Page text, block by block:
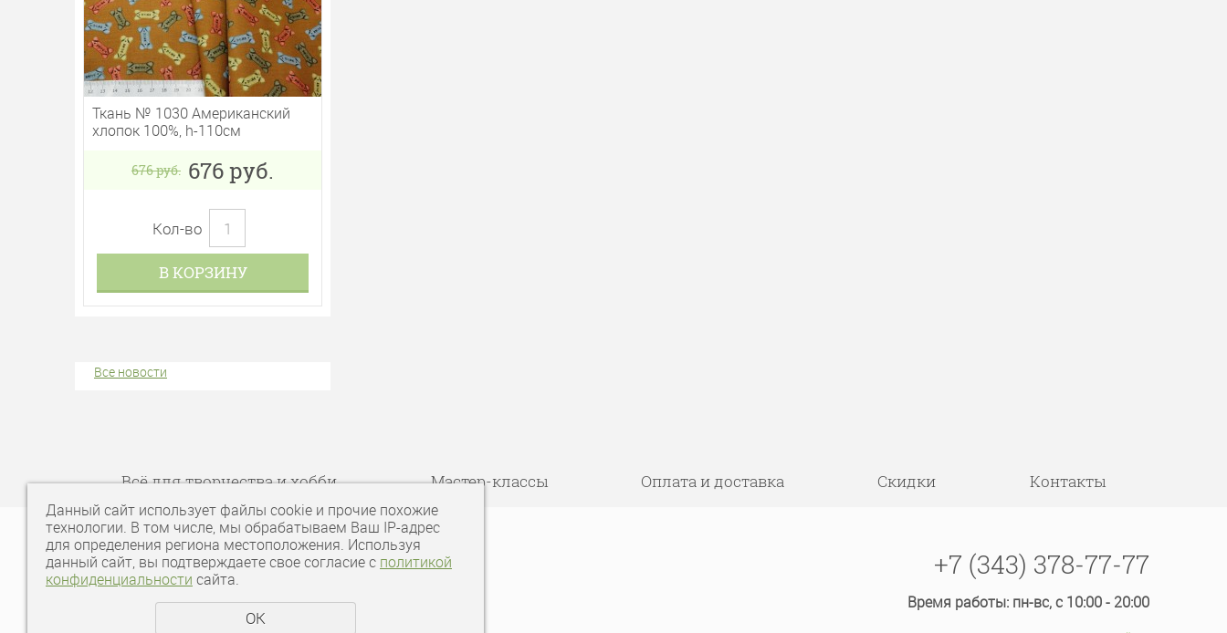
Ткань № 1030 Американский
хлопок 100%, h-110см
676руб. 676руб.
Кол-во
В КОРЗИНУ
Все новости
Всё для творчества и хобби Мастер-классы Оплата и доставка Скидки Контакты
+7 (343) 378-77-77
Время работы: пн-вс, с 10:00 - 20:00
Данный сайт использует файлы cookie и прочие похожие
технологии. В том числе, мы обрабатываем Ваш IP-адрес
для определения региона местоположения. Используя
данный сайт, вы подтверждаете свое согласие с политикой
конфиденциальности сайта.
ОК